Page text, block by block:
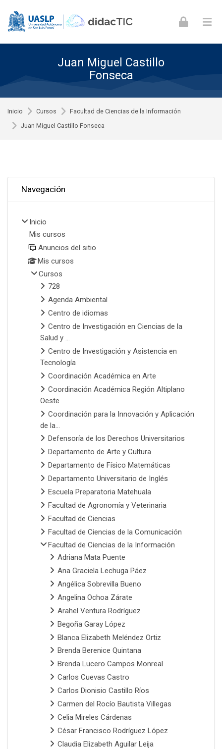
Juan Miguel Castillo
Fonseca
Inicio Cursos
Facultad de Ciencias de la Información
Juan Miguel Castillo Fonseca
Navegación
Inicio
Mis cursos
Anuncios del sitio
Mis cursos
Cursos
728
Agenda Ambiental
Centro de idiomas
Centro de Investigación en Ciencias de la
Salud y ...
Centro de Investigación y Asistencia en
Tecnología
Coordinación Académica en Arte
Coordinación Académica Región Altiplano
Oeste
Coordinación para la Innovación y Aplicación
de la...
Defensoría de los Derechos Universitarios
Departamento de Arte y Cultura
Departamento de Físico Matemáticas
Departamento Universitario de Inglés
Escuela Preparatoria Matehuala
Facultad de Agronomía y Veterinaria
Facultad de Ciencias
Facultad de Ciencias de la Comunicación
Facultad de Ciencias de la Información
Adriana Mata Puente
Ana Graciela Lechuga Páez
Angélica Sobrevilla Bueno
Angelina Ochoa Zárate
Arahel Ventura Rodríguez
Begoña Garay López
Blanca Elizabeth Meléndez Ortiz
Brenda Berenice Quintana
Brenda Lucero Campos Monreal
Carlos Cuevas Castro
Carlos Dionisio Castillo Ríos
Carmen del Rocío Bautista Villegas
Celia Mireles Cárdenas
César Francisco Rodríguez López
Claudia Elizabeth Aguilar Leija